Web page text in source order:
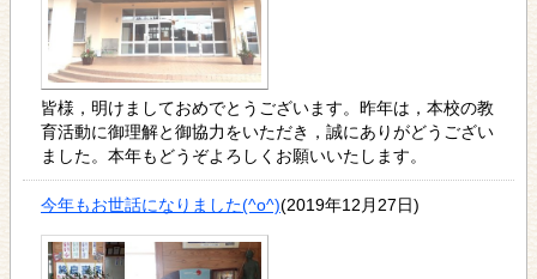
皆様，明けましておめでとうございます。昨年は，本校の教
育活動に御理解と御協力をいただき，誠にありがどうござい
ました。本年もどうぞよろしくお願いいたします。
今年もお世話になりました(^o^)(2019年12月27日)